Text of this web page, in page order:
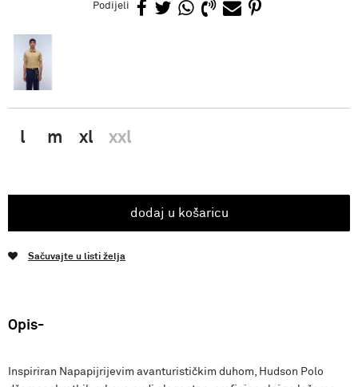
Podijeli
l m xl xxl
dodaj u košaricu
Sačuvajte u listi želja
Opis
Inspiriran Napapijrijevim avanturističkim duhom, Hudson Polo